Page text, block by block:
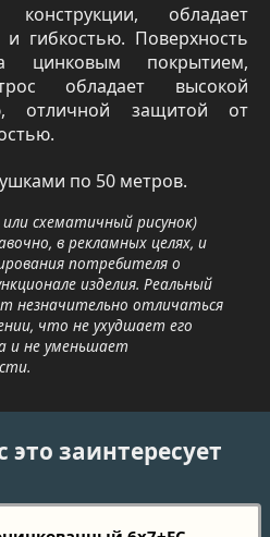
обладает
гибкостью. Поверхность
цинковым покрытием,
обладает высокой
отличной защитой от
по 50 метров.
схематичный рисунок)
в рекламных целях, и
потребителя о
изделия. Реальный
незначительно отличаться
что не ухудшает его
и не уменьшает
заинтересует